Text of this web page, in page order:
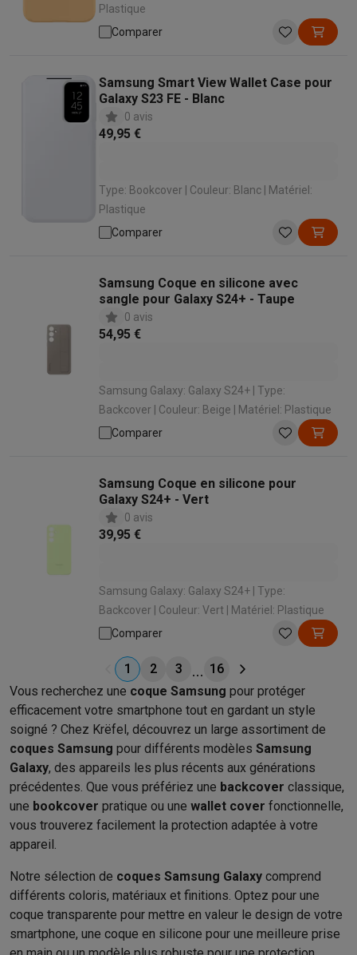
Plastique
Comparer
Samsung Smart View Wallet Case pour
Galaxy S23 FE - Blanc
0 avis
49,95 €
Type: Bookcover | Couleur: Blanc | Matériel:
Plastique
Comparer
Samsung Coque en silicone avec
sangle pour Galaxy S24+ - Taupe
0 avis
54,95 €
Samsung Galaxy: Galaxy S24+ | Type:
Backcover | Couleur: Beige | Matériel: Plastique
Comparer
Samsung Coque en silicone pour
Galaxy S24+ - Vert
0 avis
39,95 €
Samsung Galaxy: Galaxy S24+ | Type:
Backcover | Couleur: Vert | Matériel: Plastique
Comparer
1 2 3
16
Vous recherchez une coque Samsung pour protéger
efficacement votre smartphone tout en gardant un style
soigné ? Chez Krëfel, découvrez un large assortiment de
coques Samsung pour différents modèles Samsung
Galaxy, des appareils les plus récents aux générations
précédentes. Que vous préfériez une backcover classique,
une bookcover pratique ou une wallet cover fonctionnelle,
vous trouverez facilement la protection adaptée à votre
appareil.
Notre sélection de coques Samsung Galaxy comprend
différents coloris, matériaux et finitions. Optez pour une
coque transparente pour mettre en valeur le design de votre
smartphone, une coque en silicone pour une meilleure prise